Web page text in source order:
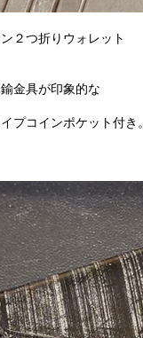
２つ折りウォレット
金具が印象的な
プコインポケット付き。